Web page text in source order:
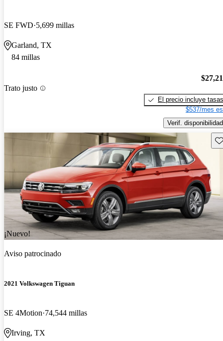
SE FWD 5,699 millas
Garland, TX
84 millas
Trato justo
El precio incluye tasas
$537/mes
Verif. disponibilidad
¡Nuevo!
Aviso patrocinado
2021 Volkswagen Tiguan
SE 4Motion 74,544 millas
Irving, TX